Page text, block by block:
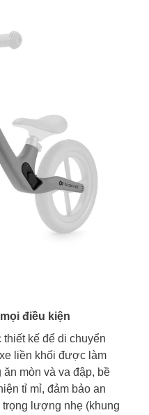
điều kiện
kế để di chuyển
liền khối được làm
ăn mòn và va đập, bề
tỉ mỉ, đảm bảo an
trọng lượng nhẹ (khung